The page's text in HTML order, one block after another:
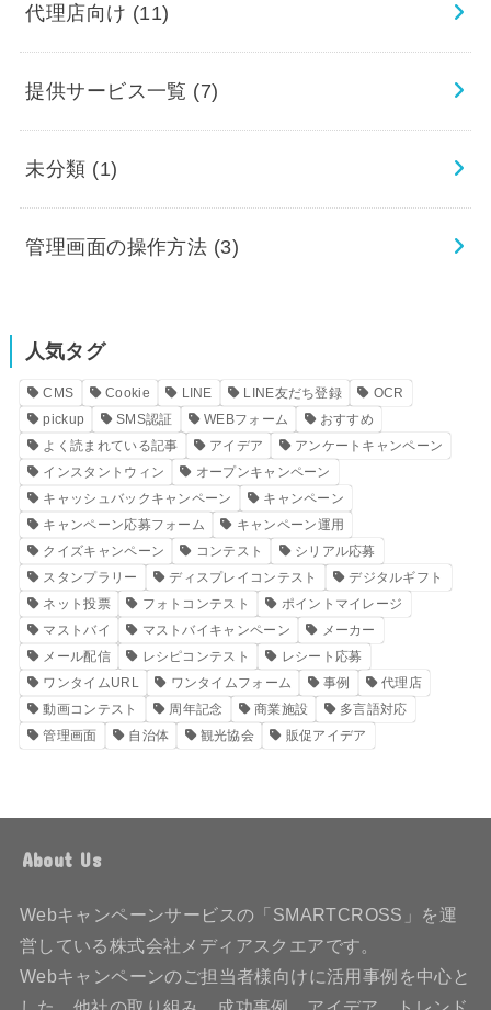
代理店向け (11)
提供サービス一覧 (7)
未分類 (1)
管理画面の操作方法 (3)
人気タグ
CMS Cookie LINE LINE友だち登録
OCR
pickup
SMS認証 WEBフォーム
おすすめ
よく読まれている記事
アイデア
アンケートキャンペーン
インスタントウィン
オープンキャンペーン
キャッシュバックキャンペーン
キャンペーン
キャンペーン応募フォーム
キャンペーン運用
クイズキャンペーン
コンテスト
シリアル応募
スタンプラリー
ディスプレイコンテスト
デジタルギフト
ネット投票
フォトコンテスト
ポイントマイレージ
マストバイ
マストバイキャンペーン
メーカー
メール配信
レシピコンテスト
レシート応募
ワンタイムURL
ワンタイムフォーム 事例
代理店
動画コンテスト
周年記念 商業施設
多言語対応
管理画面
自治体 観光協会 販促アイデア
About Us
Webキャンペーンサービスの「SMARTCROSS」を運
営している株式会社メディアスクエアです。
Webキャンペーンのご担当者様向けに活用事例を中心と